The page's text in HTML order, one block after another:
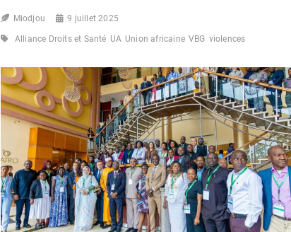
Miodjou 9 juillet 2025
Alliance Droits et Santé UA Union africaine VBG violences